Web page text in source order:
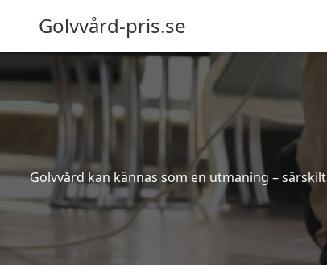
Golvvård-pris.se
Golvvård kan kännas som en utmaning –